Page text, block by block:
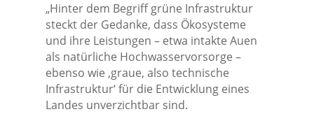
„Hinter dem Begriff grüne Infrastruktur
steckt der Gedanke, dass Ökosysteme
und ihre Leistungen – etwa intakte Auen
als natürliche Hochwasservorsorge –
ebenso wie ‚graue, also technische
Infrastruktur‘ für die Entwicklung eines
Landes unverzichtbar sind.